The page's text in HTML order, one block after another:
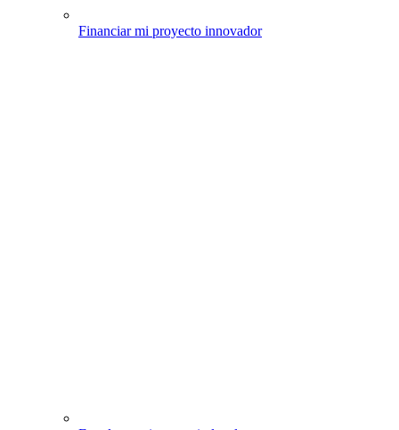
Financiar mi proyecto innovador